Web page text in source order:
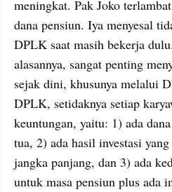
meningkat. Pak Joko
dana pensiun. Iya menyesal
DPLK saat masih bekerja
alasannya, sangat penting
sejak dini, khusunya melalui
DPLK, setidaknya setiap
keuntungan, yaitu: 1) ada
tua, 2) ada hasil investasi
jangka panjang, dan 3) ada
untuk masa pensiun plus ada